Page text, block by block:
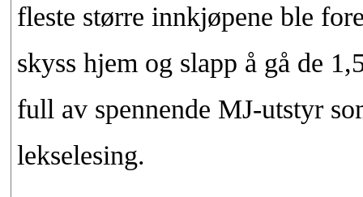
fleste større innkjøpene ble
skyss hjem og slapp å gå de
full av spennende MJ-utstyr
lekselesing.